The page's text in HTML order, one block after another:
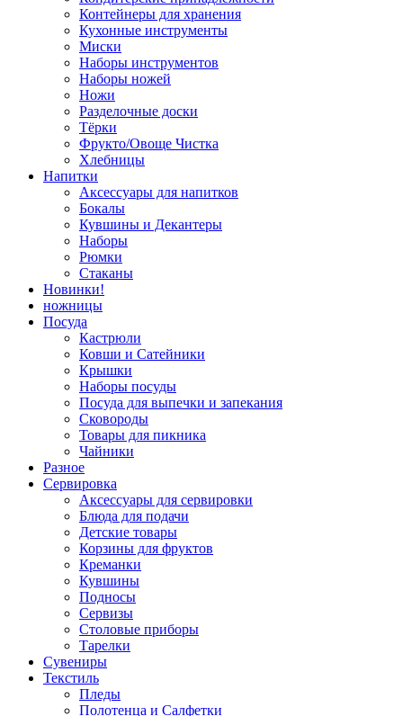
Контейнеры для хранения
Кухонные инструменты
Миски
Наборы инструментов
Наборы ножей
Ножи
Разделочные доски
Тёрки
Фрукто/Овоще Чистка
Хлебницы
Напитки
Аксессуары для напитков
Бокалы
Кувшины и Декантеры
Наборы
Рюмки
Стаканы
Новинки!
ножницы
Посуда
Кастрюли
Ковши и Сатейники
Крышки
Наборы посуды
Посуда для выпечки и запекания
Сковороды
Товары для пикника
Чайники
Разное
Сервировка
Аксессуары для сервировки
Блюда для подачи
Детские товары
Корзины для фруктов
Креманки
Кувшины
Подносы
Сервизы
Столовые приборы
Тарелки
Сувениры
Текстиль
Пледы
Полотенца и Салфетки